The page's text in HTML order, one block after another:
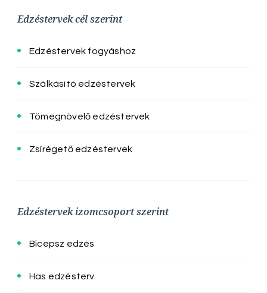
Edzéstervek cél szerint
Edzéstervek fogyáshoz
Szálkásító edzéstervek
Tömegnövelő edzéstervek
Zsírégető edzéstervek
Edzéstervek izomcsoport szerint
Bicepsz edzés
Has edzésterv